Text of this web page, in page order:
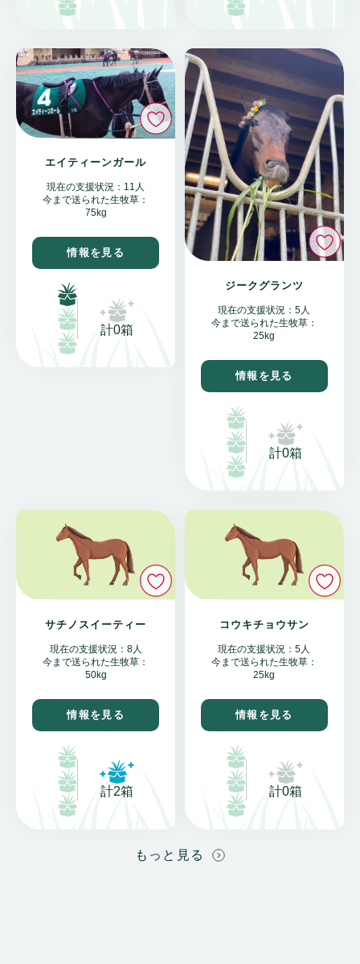
いいね
エイティーンガール
現在の支援状況：11人
今まで送られた生牧草：
75kg
情報を見る
計0箱
い
ジークグランツ
現在の支援状況：5人
今まで送られた生牧草：
25kg
情報を見る
計0箱
サチノスイーティー
現在の支援状況：8人
今まで送られた生牧草：
50kg
情報を見る
計2箱
コウキチョウサン
現在の支援状況：5人
今まで送られた生牧草：
25kg
情報を見る
計0箱
もっと見る